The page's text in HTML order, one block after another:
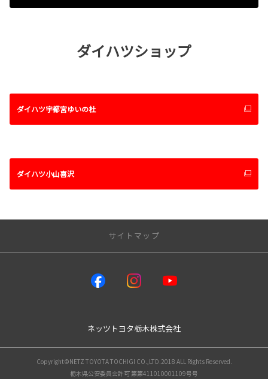
ダイハツショップ
ダイハツ宇都宮ゆいの杜
ダイハツ小山喜沢
サイトマップ
ネッツウェルキャブステーションネッツトヨタ栃木株式会社
Copyright©NETZ TOYOTA TOCHIGI CO.,LTD.2018 ALL Rights Reserved.
栃木県公安委員会許可 第第411010001109号号